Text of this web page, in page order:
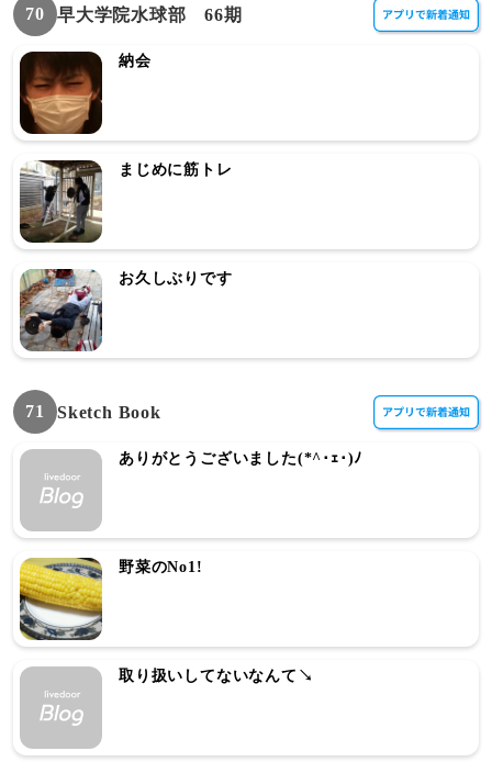
70 早大学院水球部 66期
納会
まじめに筋トレ
お久しぶりです
71 Sketch Book
ありがとうございました(*^･ｪ･)ﾉ
野菜のNo1!
取り扱いしてないなんて↘